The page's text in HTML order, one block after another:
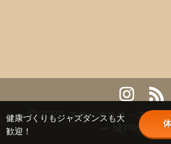
©2023 スタジオＤＤ－スタジ
ー 城戸玲子主宰
健康づくりもジャズダンスも大
歓迎！